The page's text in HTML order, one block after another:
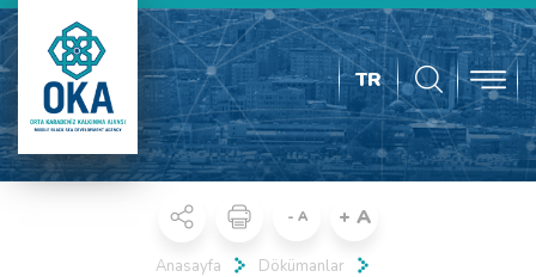
TR
- A + A
Anasayfa Dökümanlar